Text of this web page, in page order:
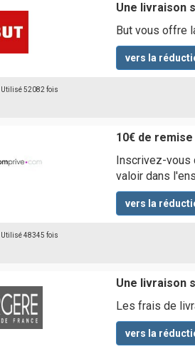
Une livraison
But vous offre
vers la
| Utilisé 52082 fois
10€ de
Inscrivez-vous
valoir dans
vers la
| Utilisé 48345 fois
Une livraison
Les frais de
vers la